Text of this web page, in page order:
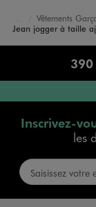
Accueil
Bébé
Vêtements
Jean jogger à taille
390
Inscrivez-
les